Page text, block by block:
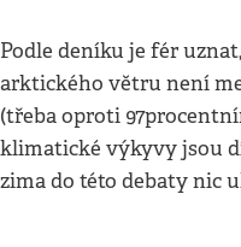
Podle deníku je fér
arktického větru není
(třeba oproti
klimatické výkyvy jsou
zima do této debaty nic